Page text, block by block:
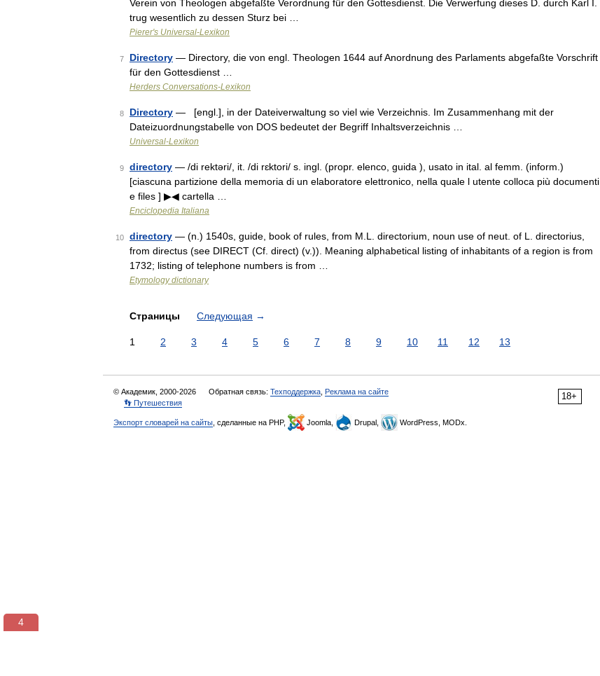
Verein von Theologen abgefaßte Verordnung für den Gottesdienst. Die Verwerfung dieses D. durch Karl I.
trug wesentlich zu dessen Sturz bei …
Pierer's Universal-Lexikon
7 Directory — Directory, die von engl. Theologen 1644 auf Anordnung des Parlaments abgefaßte Vorschrift
für den Gottesdienst …
Herders Conversations-Lexikon
8 Directory — [engl.], in der Dateiverwaltung so viel wie Verzeichnis. Im Zusammenhang mit der
Dateizuordnungstabelle von DOS bedeutet der Begriff Inhaltsverzeichnis …
Universal-Lexikon
9 directory — /di rektəri/, it. /di rɛktori/ s. ingl. (propr. elenco, guida ), usato in ital. al femm. (inform.)
[ciascuna partizione della memoria di un elaboratore elettronico, nella quale l utente colloca più documenti
e files ] ▶◀ cartella …
Enciclopedia Italiana
10 directory — (n.) 1540s, guide, book of rules, from M.L. directorium, noun use of neut. of L. directorius,
from directus (see DIRECT (Cf. direct) (v.)). Meaning alphabetical listing of inhabitants of a region is from
1732; listing of telephone numbers is from …
Etymology dictionary
Страницы Следующая →
1 2 3 4 5 6 7 8 9 10 11 12 13
18+
© Академик, 2000-2026 Обратная связь: Техподдержка Реклама на сайте
👣 Путешествия
Экспорт словарей на сайты , сделанные на PHP, Joomla, Drupal, WordPress, MODx.
3